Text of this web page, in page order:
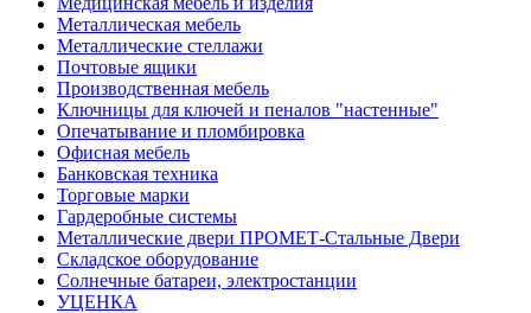
Металлическая мебель
Металлические стеллажи
Почтовые ящики
Производственная мебель
Ключницы для ключей и пеналов "настенные"
Опечатывание и пломбировка
Офисная мебель
Банковская техника
Торговые марки
Гардеробные системы
Металлические двери ПРОМЕТ-Стальные Двери
Складское оборудование
Солнечные батареи, электростанции
УЦЕНКА